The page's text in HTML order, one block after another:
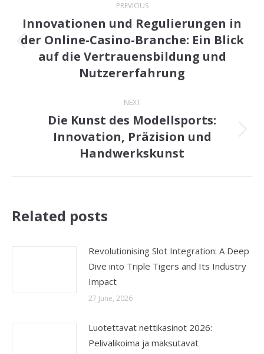
navigation
PREVIOUS
Previous
post:
Innovationen und Regulierungen in
der Online-Casino-Branche: Ein Blick
auf die Vertrauensbildung und
Nutzererfahrung
NEXT
Next
post:
Die Kunst des Modellsports:
Innovation, Präzision und
Handwerkskunst
Related posts
Revolutionising Slot Integration: A Deep
Dive into Triple Tigers and Its Industry
Impact
27 June, 2026
Luotettavat nettikasinot 2026:
Pelivalikoima ja maksutavat